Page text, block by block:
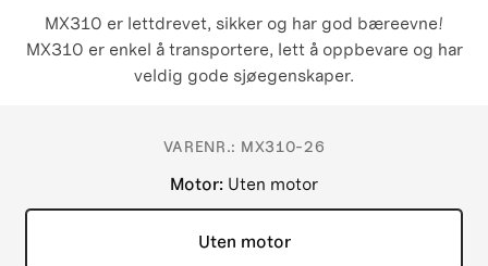
MX310 er lettdrevet, sikker og har god bæreevne!
MX310 er enkel å transportere, lett å oppbevare og har
veldig gode sjøegenskaper.
VARENR.: MX310-26
Motor: Uten motor
Uten motor